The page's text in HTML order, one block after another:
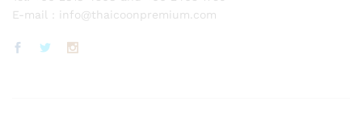
E-mail : info@thaicoonpremium.com